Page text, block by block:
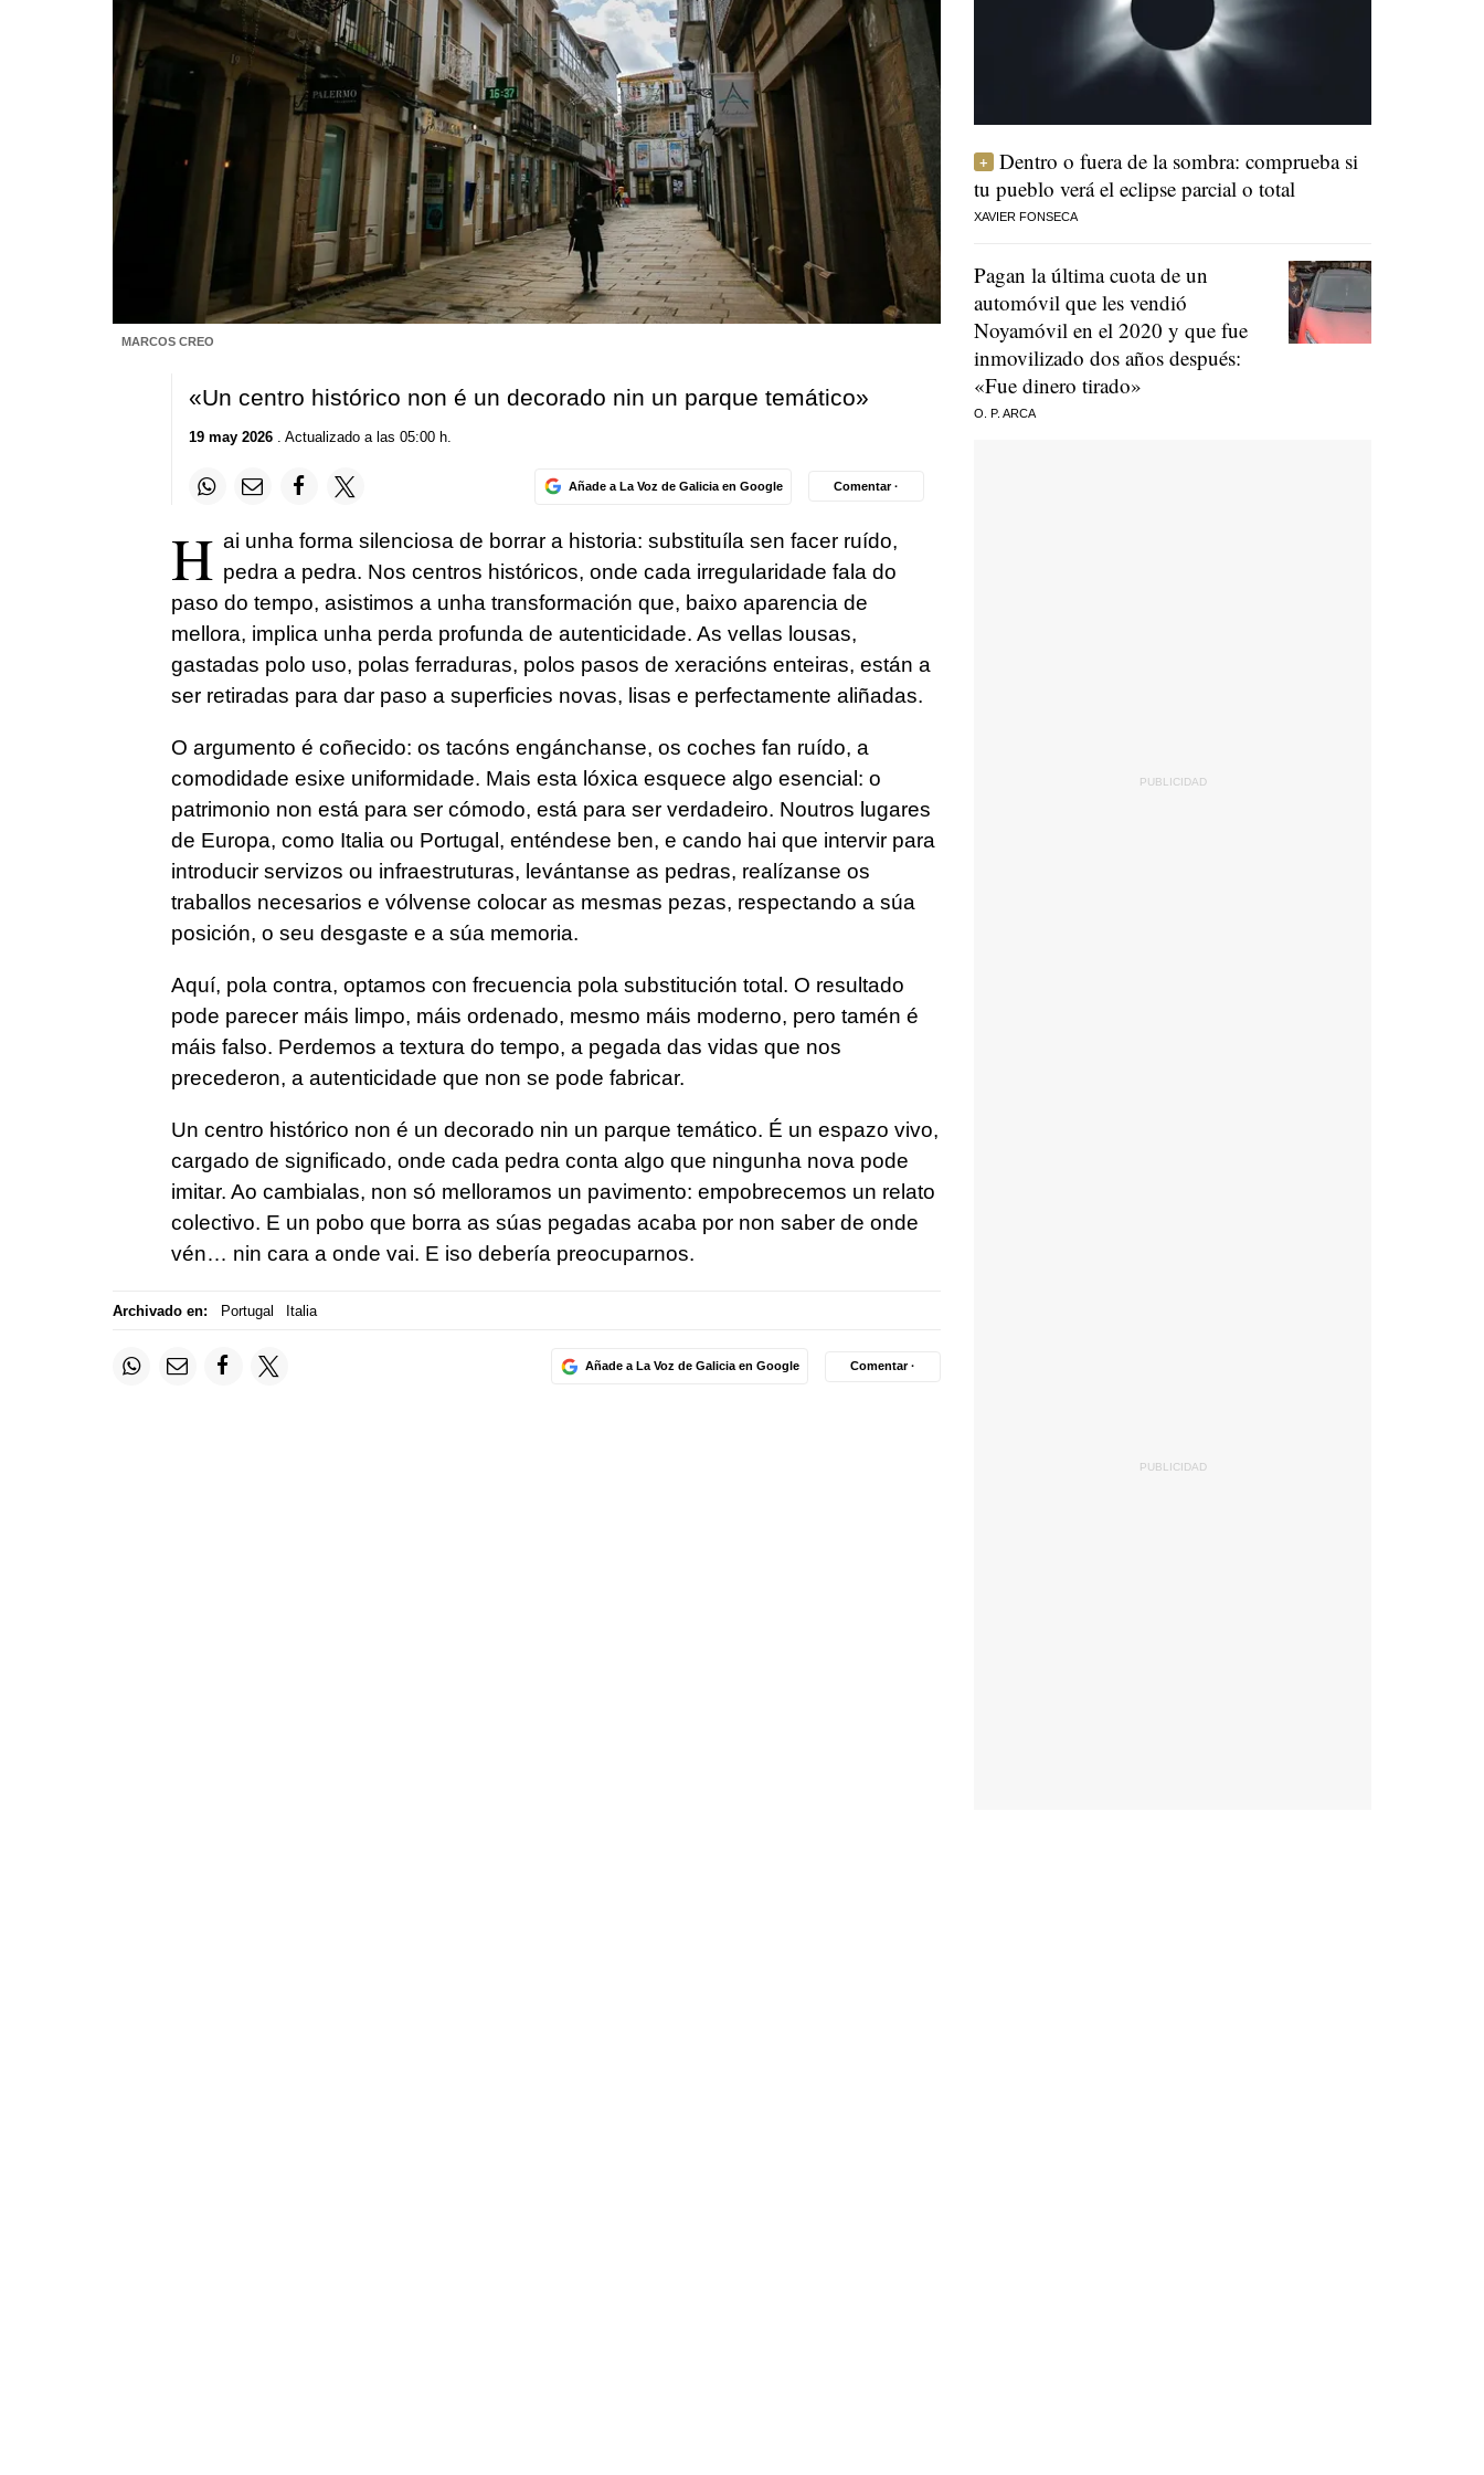
MARCOS CREO
«Un centro histórico non é un decorado nin un parque temático»
19 may 2026. Actualizado a las 05:00 h.
Añade a La Voz de Galicia en Google Comentar ·
H ai unha forma silenciosa de borrar a historia: substituíla sen facer ruído,
pedra a pedra. Nos centros históricos, onde cada irregularidade fala do
paso do tempo, asistimos a unha transformación que, baixo aparencia de
mellora, implica unha perda profunda de autenticidade. As vellas lousas,
gastadas polo uso, polas ferraduras, polos pasos de xeracións enteiras, están a
ser retiradas para dar paso a superficies novas, lisas e perfectamente aliñadas.
O argumento é coñecido: os tacóns engánchanse, os coches fan ruído, a
comodidade esixe uniformidade. Mais esta lóxica esquece algo esencial: o
patrimonio non está para ser cómodo, está para ser verdadeiro. Noutros lugares
de Europa, como Italia ou Portugal, enténdese ben, e cando hai que intervir para
introducir servizos ou infraestruturas, levántanse as pedras, realízanse os
traballos necesarios e vólvense colocar as mesmas pezas, respectando a súa
posición, o seu desgaste e a súa memoria.
Aquí, pola contra, optamos con frecuencia pola substitución total. O resultado
pode parecer máis limpo, máis ordenado, mesmo máis moderno, pero tamén é
máis falso. Perdemos a textura do tempo, a pegada das vidas que nos
precederon, a autenticidade que non se pode fabricar.
Un centro histórico non é un decorado nin un parque temático. É un espazo vivo,
cargado de significado, onde cada pedra conta algo que ningunha nova pode
imitar. Ao cambialas, non só melloramos un pavimento: empobrecemos un relato
colectivo. E un pobo que borra as súas pegadas acaba por non saber de onde
vén… nin cara a onde vai. E iso debería preocuparnos.
Archivado en: Portugal Italia
Añade a La Voz de Galicia en Google Comentar ·
Dentro o fuera de la sombra: comprueba si
tu pueblo verá el eclipse parcial o total
XAVIER FONSECA
Pagan la última cuota de un
automóvil que les vendió
Noyamóvil en el 2020 y que fue
inmovilizado dos años después:
«Fue dinero tirado»
O. P. ARCA